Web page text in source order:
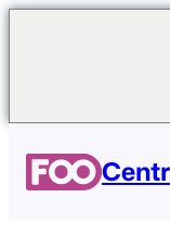
contenuto